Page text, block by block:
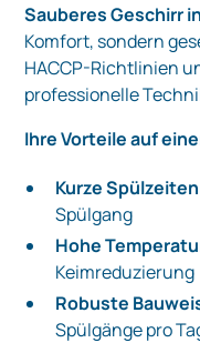
Sauberes Geschirr
Komfort, sondern
HACCP-Richtlinien
professionelle
Ihre Vorteile auf
Kurze
Spülgang
Hohe
Keimreduzierung
Robuste
Spülgänge pro